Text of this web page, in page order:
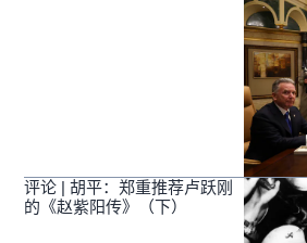
评论 | 胡平：郑重推荐卢跃刚
的《赵紫阳传》（下）